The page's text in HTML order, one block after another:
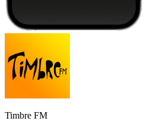
Timbre FM